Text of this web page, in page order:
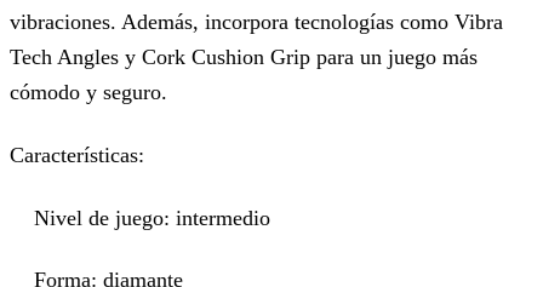
vibraciones. Además, incorpora tecnologías como Vibra
Tech Angles y Cork Cushion Grip para un juego más
cómodo y seguro.
Características:
Nivel de juego: intermedio
Forma: diamante